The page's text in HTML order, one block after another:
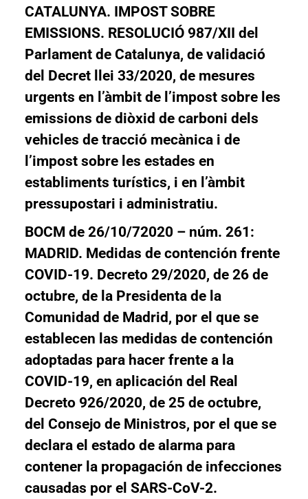
CATALUNYA. IMPOST SOBRE
EMISSIONS. RESOLUCIÓ 987/XII del
Parlament de Catalunya, de validació
del Decret llei 33/2020, de mesures
urgents en l’àmbit de l’impost sobre les
emissions de diòxid de carboni dels
vehicles de tracció mecànica i de
l’impost sobre les estades en
establiments turístics, i en l’àmbit
pressupostari i administratiu.
BOCM de 26/10/72020 – núm. 261:
MADRID. Medidas de contención frente
COVID-19. Decreto 29/2020, de 26 de
octubre, de la Presidenta de la
Comunidad de Madrid, por el que se
establecen las medidas de contención
adoptadas para hacer frente a la
COVID-19, en aplicación del Real
Decreto 926/2020, de 25 de octubre,
del Consejo de Ministros, por el que se
declara el estado de alarma para
contener la propagación de infecciones
causadas por el SARS-CoV-2.